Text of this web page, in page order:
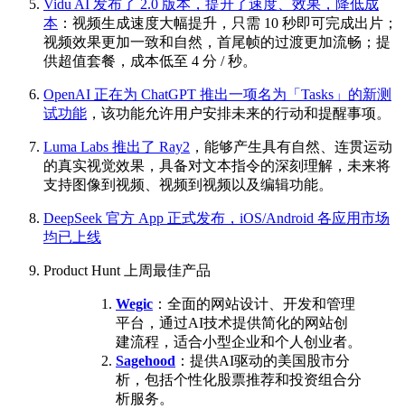
Vidu AI 发布了 2.0 版本，提升了速度、效果，降低成
本 ：视频生成速度大幅提升，只需 10 秒即可完成出片；
视频效果更加一致和自然，首尾帧的过渡更加流畅；提
供超值套餐，成本低至 4 分 / 秒。
OpenAI 正在为 ChatGPT 推出一项名为「Tasks」的新测
试功能 ，该功能允许用户安排未来的行动和提醒事项。
Luma Labs 推出了 Ray2 ，能够产生具有自然、连贯运动
的真实视觉效果，具备对文本指令的深刻理解，未来将
支持图像到视频、视频到视频以及编辑功能。
DeepSeek 官方 App 正式发布，iOS/Android 各应用市场
均已上线
Product Hunt 上周最佳产品
Wegic ：全面的网站设计、开发和管理
平台，通过AI技术提供简化的网站创
建流程，适合小型企业和个人创业者。
Sagehood ：提供AI驱动的美国股市分
析，包括个性化股票推荐和投资组合分
析服务。